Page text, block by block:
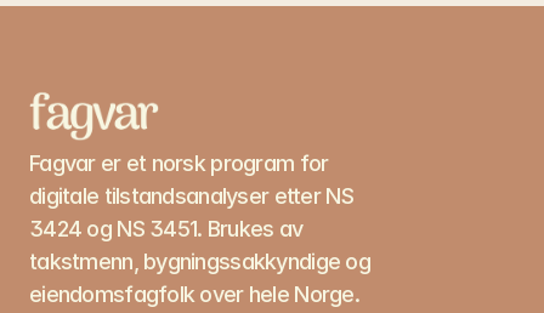
Fagvar er et norsk program for
digitale tilstandsanalyser etter NS
3424 og NS 3451. Brukes av
takstmenn, bygningssakkyndige og
eiendomsfagfolk over hele Norge.